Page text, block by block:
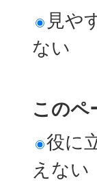
見や
ない
このペ
役に
えない